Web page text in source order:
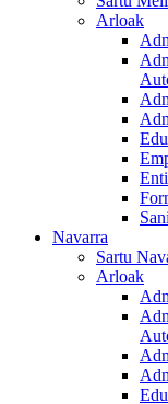
Arloak
Navarra
Sartu
Arloak